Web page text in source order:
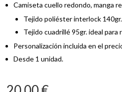
Camiseta cuello redondo, manga
Tejido poliéster interlock
Tejido cuadrillé 95gr. ideal para
Personalización incluida en el
Desde 1 unidad.